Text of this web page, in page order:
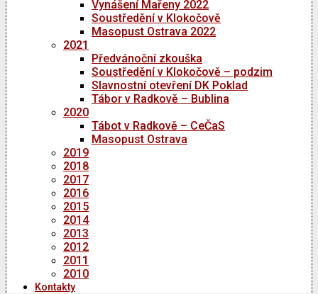
Vynášení Mařeny 2022
Soustředění v Klokočově
Masopust Ostrava 2022
2021
Předvánoční zkouška
Soustředění v Klokočově – podzim
Slavnostní otevření DK Poklad
Tábor v Radkově – Bublina
2020
Tábot v Radkově – CeČaS
Masopust Ostrava
2019
2018
2017
2016
2015
2014
2013
2012
2011
2010
Kontakty